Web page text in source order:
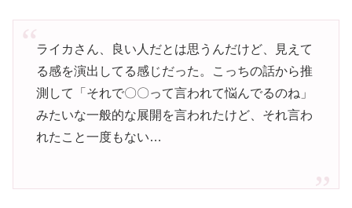
ライカさん、良い人だとは思うんだけど、見えて
る感を演出してる感じだった。こっちの話から推
測して「それで〇〇って言われて悩んでるのね」
みたいな一般的な展開を言われたけど、それ言わ
れたこと一度もない…